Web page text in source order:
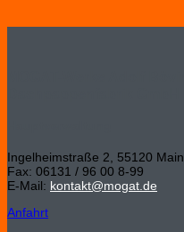
Ingelheimstraße 2, 55120
Fax: 06131 / 96 00 8-99
E-Mail: kontakt@mogat.de
Anfahrt